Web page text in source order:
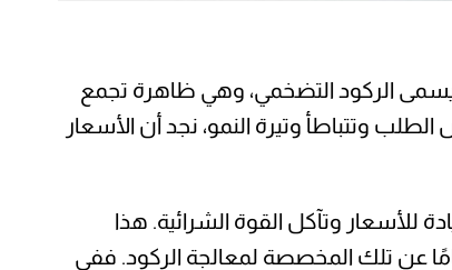
يسمى الركود التضخمي، وهي ظاهرة تجمع
وتتباطأ وتيرة النمو، نجد أن الأسعار
للأسعار وتآكل القوة الشرائية. هذا
عن تلك المخصصة لمعالجة الركود. ففي